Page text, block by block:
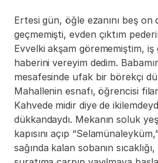
Ertesi gün, öğle ezanını beş on
geçmemişti, evden çıktım
Evvelki akşam görememiştim, iş
haberini vereyim dedim.
mesafesinde ufak bir börekçi
Mahallenin esnafı, öğrencisi
Kahvede midir diye de
dükkandaydı. Mekanın soluk
kapısını açıp
sağında kalan sobanın